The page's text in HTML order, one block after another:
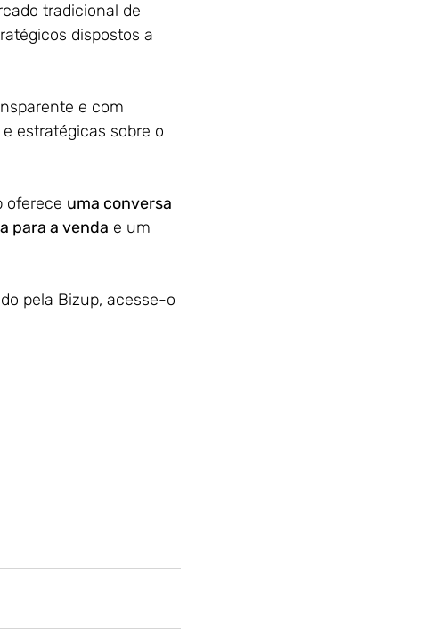
tradicional de
dispostos a
e com
estratégicas sobre o
oferece uma conversa
para a venda e um
pela Bizup, acesse-o